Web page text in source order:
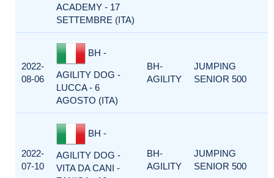
ACADEMY - 17
SETTEMBRE (ITA)
2022-
08-06
BH -
AGILITY DOG -
LUCCA - 6
AGOSTO (ITA)
BH-
AGILITY
JUMPING
SENIOR 500
2022-
07-10
BH -
AGILITY DOG -
VITA DA CANI -
BH-
AGILITY
JUMPING
SENIOR 500